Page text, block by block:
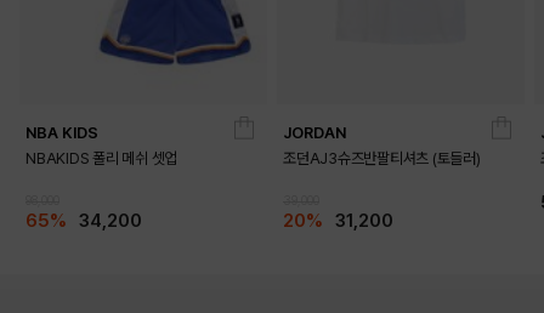
NBA KIDS
NBAKIDS 폴리 메쉬 셋업
65% 34,200
JORDAN
조던AJ3슈즈반팔티셔츠 (토들러)
20% 31,200